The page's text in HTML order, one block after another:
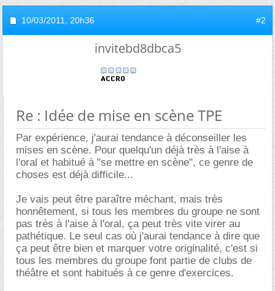
10/03/2011, 20h36 #2
invitebd8dbca5
Re : Idée de mise en scène TPE
Par expérience, j'aurai tendance à déconseiller les
mises en scène. Pour quelqu'un déjà très à l'aise à
l'oral et habitué à "se mettre en scène", ce genre de
choses est déjà difficile...
Je vais peut être paraître méchant, mais très
honnêtement, si tous les membres du groupe ne sont
pas très à l'aise à l'oral, ça peut très vite virer au
pathétique. Le seul cas où j'aurai tendance à dire que
ça peut être bien et marquer votre originalité, c'est si
tous les membres du groupe font partie de clubs de
théâtre et sont habitués à ce genre d'exercices.